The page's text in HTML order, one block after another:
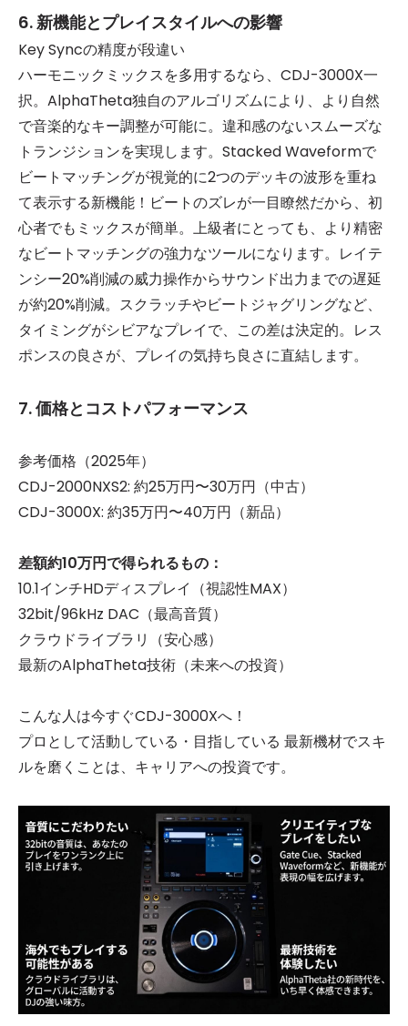
6. 新機能とプレイスタイルへの影響
Key Syncの精度が段違い
ハーモニックミックスを多用するなら、CDJ-3000X一
択。AlphaTheta独自のアルゴリズムにより、より自然
で音楽的なキー調整が可能に。違和感のないスムーズな
トランジションを実現します。Stacked Waveformで
ビートマッチングが視覚的に2つのデッキの波形を重ね
て表示する新機能！ビートのズレが一目瞭然だから、初
心者でもミックスが簡単。上級者にとっても、より精密
なビートマッチングの強力なツールになります。レイテ
ンシー20%削減の威力操作からサウンド出力までの遅延
が約20%削減。スクラッチやビートジャグリングなど、
タイミングがシビアなプレイで、この差は決定的。レス
ポンスの良さが、プレイの気持ち良さに直結します。
7. 価格とコストパフォーマンス
参考価格（2025年）
CDJ-2000NXS2: 約25万円〜30万円（中古）
CDJ-3000X: 約35万円〜40万円（新品）
差額約10万円で得られるもの：
10.1インチHDディスプレイ（視認性MAX）
32bit/96kHz DAC（最高音質）
クラウドライブラリ（安心感）
最新のAlphaTheta技術（未来への投資）
こんな人は今すぐCDJ-3000Xへ！
プロとして活動している・目指している 最新機材でスキ
ルを磨くことは、キャリアへの投資です。